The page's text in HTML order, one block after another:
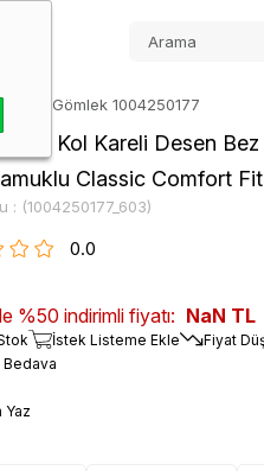
Fit Gömlek 1004250177
Uzun Kol Kareli Desen
Classic Comfort
(1004250177_603)
0.0
%50 indirimli fiyatı: NaN TL
İstek Listeme Ekle
Fiyat
Bedava
Yaz